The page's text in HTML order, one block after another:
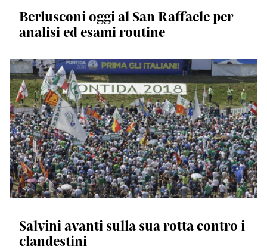
Berlusconi oggi al San Raffaele per
analisi ed esami routine
Salvini avanti sulla sua rotta contro i
clandestini